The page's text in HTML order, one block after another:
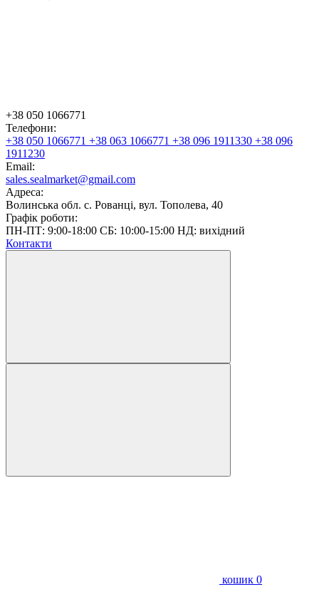
+38 050 1066771
Телефони:
+38 050 1066771 +38 063 1066771 +38 096 1911330 +38 096
1911230
Email:
sales.sealmarket@gmail.com
Адреса:
Волинська обл. с. Рованці, вул. Тополева, 40
Графік роботи:
ПН-ПТ: 9:00-18:00 СБ: 10:00-15:00 НД: вихідний
Контакти
кошик 0